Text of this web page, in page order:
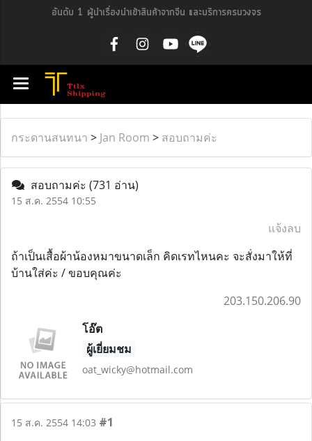
อันดับ 1 ผู้นำเรื่องนำเข้าสินค้าจากจีน และบริการครบวงจร
กระดานสนทนา > Jan Room > สอบถามค่ะ
สอบถามค่ะ (731 อ่าน)
15 ส.ค. 2554 10:55
แจ้งลบ
ถ้าเป็นเสื้อผ้าน้องหมาขนาดเล็ก คิดเรทไหนคะ จะสั่งมาให้ที่
บ้านใส่ค่ะ / ขอบคุณค่ะ
203.150.206.90
โอ๊ต
ผู้เยี่ยมชม
oat_wicky@hotmail.com
15 ส.ค. 2554 14:03 #1